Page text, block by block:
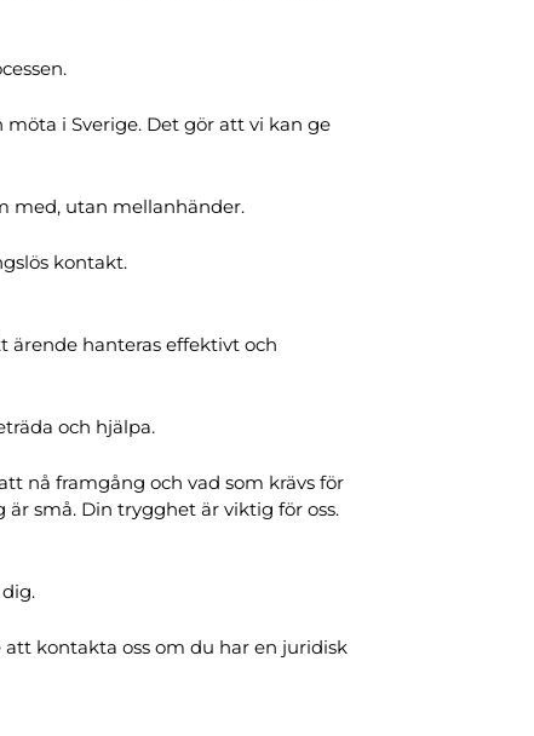
i Sverige. Det gör att vi kan ge
med, utan mellanhänder.
kontakt.
ärende hanteras effektivt och
och hjälpa.
nå framgång och vad som krävs för
små. Din trygghet är viktig för oss.
kontakta oss om du har en juridisk